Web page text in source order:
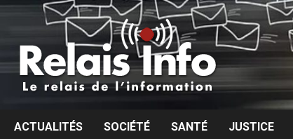
Aller
contenu
ACTUALITÉS SOCIÉTÉ SANTÉ JUSTICE